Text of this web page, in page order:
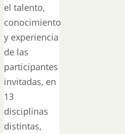
el talento,
conocimiento
y experiencia
de las
participantes
invitadas, en
13
disciplinas
distintas,